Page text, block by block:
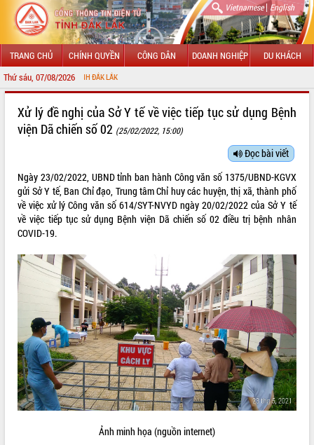
Vietnamese| English
TRANG CHỦ CHÍNH QUYỀN CÔNG DÂN DOANH NGHIỆP DU KHÁCH
Thứ sáu, 07/08/2026
LÃNH ĐẠO UBND TỈNH
SỞ, BAN, NGÀNH
UBND CÁC XÃ, PHƯỜNG
HỆ THỐNG VĂN BẢN
VĂN BẢN HĐND TỈNH
ĐIỂM TIN VĂN BẢN
QUY HOẠCH - KẾ HOẠCH
Xử lý đề nghị của Sở Y tế về việc tiếp tục sử dụng Bệnh
viện Dã chiến số 02 (25/02/2022, 15:00)
Đọc bài viết
Ngày 23/02/2022, UBND tỉnh ban hành Công văn số 1375/UBND-KGVX
gửi Sở Y tế, Ban Chỉ đạo, Trung tâm Chỉ huy các huyện, thị xã, thành phố
về việc xử lý Công văn số 614/SYT-NVYD ngày 20/02/2022 của Sở Y tế
về việc tiếp tục sử dụng Bệnh viện Dã chiến số 02 điều trị bệnh nhân
COVID-19.
Ảnh minh họa (nguồn internet)